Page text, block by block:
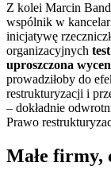
Z kolei Marcin
wspólnik w
inicjatywę
organizacyjnych
uproszczona
prowadziłoby do
restrukturyzacji i
– dokładnie
Prawo
Małe firmy,